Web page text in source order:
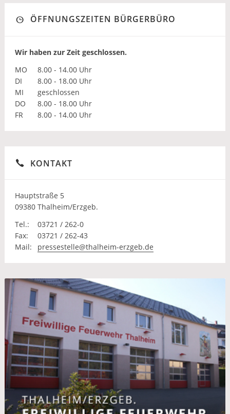
ÖFFNUNGSZEITEN BÜRGERBÜRO
Wir haben zur Zeit geschlossen.
MO
8.00 - 14.00 Uhr
DI
8.00 - 18.00 Uhr
MI
geschlossen
DO
8.00 - 18.00 Uhr
FR
8.00 - 14.00 Uhr
KONTAKT
Hauptstraße 5
09380 Thalheim/Erzgeb.
Tel.:
03721 / 262-0
Fax:
03721 / 262-43
Mail:
pressestelle@thalheim-erzgeb.de